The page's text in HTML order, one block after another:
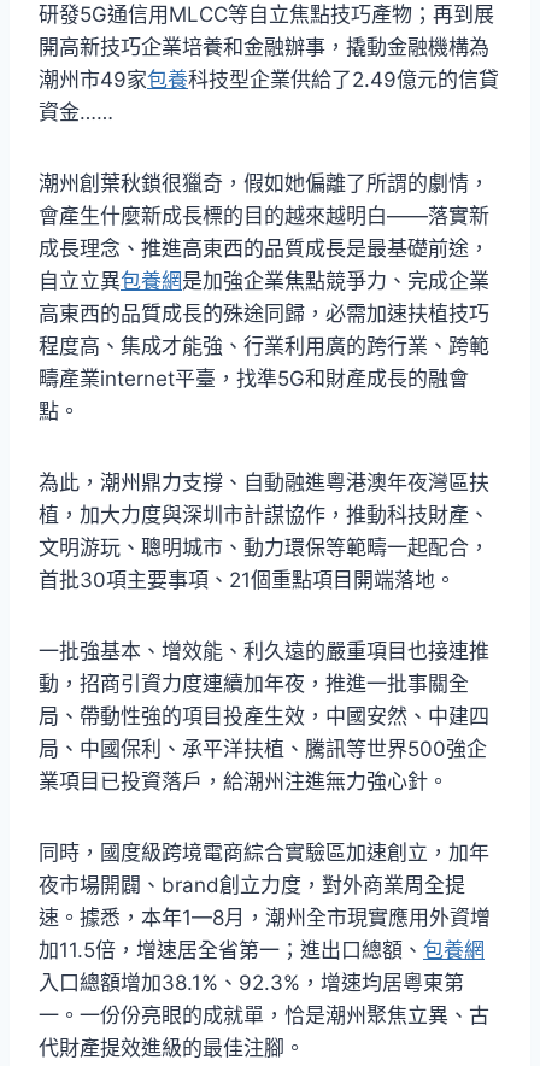
研發5G通信用MLCC等自立焦點技巧產物；再到展
開高新技巧企業培養和金融辦事，撬動金融機構為
潮州市49家包養科技型企業供給了2.49億元的信貸
資金……
潮州創葉秋鎖很獵奇，假如她偏離了所謂的劇情，
會產生什麼新成長標的目的越來越明白——落實新
成長理念、推進高東西的品質成長是最基礎前途，
自立立異包養網是加強企業焦點競爭力、完成企業
高東西的品質成長的殊途同歸，必需加速扶植技巧
程度高、集成才能強、行業利用廣的跨行業、跨範
疇產業internet平臺，找準5G和財產成長的融會
點。
為此，潮州鼎力支撐、自動融進粵港澳年夜灣區扶
植，加大力度與深圳市計謀協作，推動科技財產、
文明游玩、聰明城市、動力環保等範疇一起配合，
首批30項主要事項、21個重點項目開端落地。
一批強基本、增效能、利久遠的嚴重項目也接連推
動，招商引資力度連續加年夜，推進一批事關全
局、帶動性強的項目投產生效，中國安然、中建四
局、中國保利、承平洋扶植、騰訊等世界500強企
業項目已投資落戶，給潮州注進無力強心針。
同時，國度級跨境電商綜合實驗區加速創立，加年
夜市場開闢、brand創立力度，對外商業周全提
速。據悉，本年1—8月，潮州全市現實應用外資增
加11.5倍，增速居全省第一；進出口總額、 包養網
入口總額增加38.1%、92.3%，增速均居粵東第
一。一份份亮眼的成就單，恰是潮州聚焦立異、古
代財產提效進級的最佳注腳。